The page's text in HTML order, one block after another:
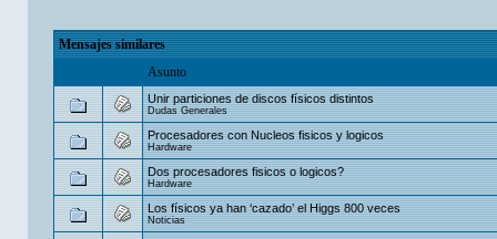
Mensajes similares
Asunto
Unir particiones de discos físicos distintos
Dudas Generales
Procesadores con Nucleos fisicos y logicos
Hardware
Dos procesadores fisicos o logicos?
Hardware
Los físicos ya han ‘cazado’ el Higgs 800 veces
Noticias